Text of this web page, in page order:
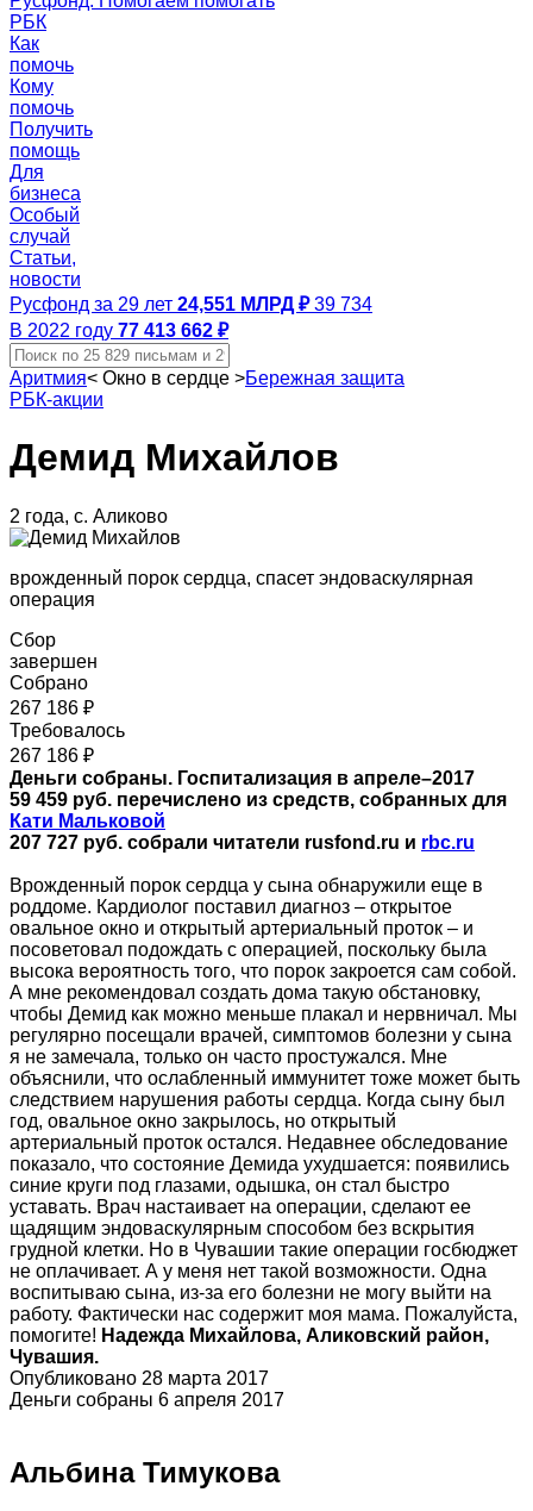
РБК
Как
помочь
Кому
помочь
Получить
помощь
Для
бизнеса
Особый
случай
Статьи,
новости
Русфонд за 29 лет 24,551 МЛРД ₽ 39 734
В 2022 году 77 413 662 ₽
Аритмия< Окно в сердце >Бережная защита
РБК-акции
Демид Михайлов
2 года, с. Аликово
врожденный порок сердца, спасет эндоваскулярная
операция
Сбор
завершен
Собрано
267 186 ₽
Требовалось
267 186 ₽
Деньги собраны. Госпитализация в апреле–2017
59 459 руб. перечислено из средств, собранных для
Кати Мальковой
207 727 руб. собрали читатели rusfond.ru и rbс.ru
Врожденный порок сердца у сына обнаружили еще в
роддоме. Кардиолог поставил диагноз – открытое
овальное окно и открытый артериальный проток – и
посоветовал подождать с операцией, поскольку была
высока вероятность того, что порок закроется сам собой.
А мне рекомендовал создать дома такую обстановку,
чтобы Демид как можно меньше плакал и нервничал. Мы
регулярно посещали врачей, симптомов болезни у сына
я не замечала, только он часто простужался. Мне
объяснили, что ослабленный иммунитет тоже может быть
следствием нарушения работы сердца. Когда сыну был
год, овальное окно закрылось, но открытый
артериальный проток остался. Недавнее обследование
показало, что состояние Демида ухудшается: появились
синие круги под глазами, одышка, он стал быстро
уставать. Врач настаивает на операции, сделают ее
щадящим эндоваскулярным способом без вскрытия
грудной клетки. Но в Чувашии такие операции госбюджет
не оплачивает. А у меня нет такой возможности. Одна
воспитываю сына, из-за его болезни не могу выйти на
работу. Фактически нас содержит моя мама. Пожалуйста,
помогите! Надежда Михайлова, Аликовский район,
Чувашия.
Опубликовано 28 марта 2017
Деньги собраны 6 апреля 2017
Альбина Тимукова